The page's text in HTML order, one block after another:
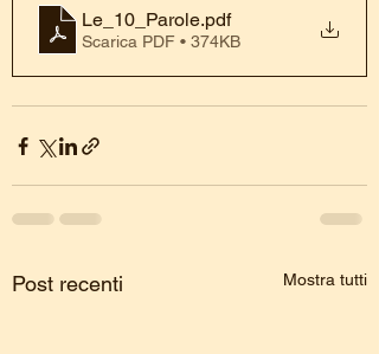
Le_10_Parole.pdf
Scarica PDF • 374KB
Post recenti Mostra tutti